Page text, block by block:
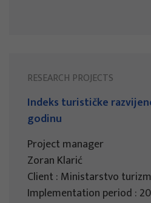
RESEARCH PROJECTS
Indeks turističke
godinu
Project manager
Zoran Klarić
Client : Ministarstvo
Implementation period :